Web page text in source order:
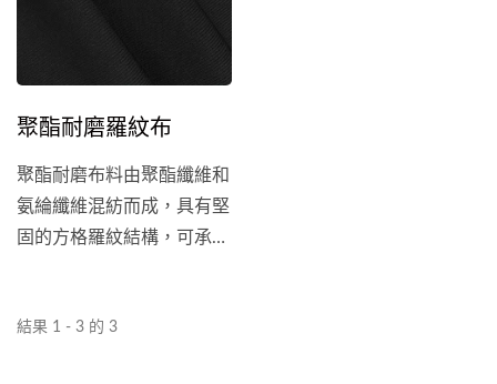
聚酯耐磨羅紋布
聚酯耐磨布料由聚酯纖維和
氨綸纖維混紡而成，具有堅
固的方格羅紋結構，可承受
結果 1 - 3 的 3